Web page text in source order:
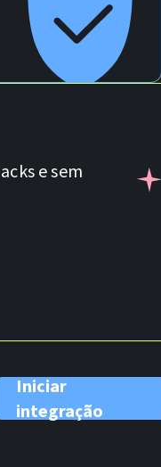
e sem
Iniciar
integração